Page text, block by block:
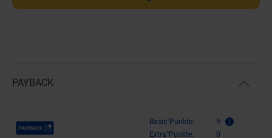
PAYBACK
Payback Punkte Basis°Punkte:
9
Extra°Punkte:
0